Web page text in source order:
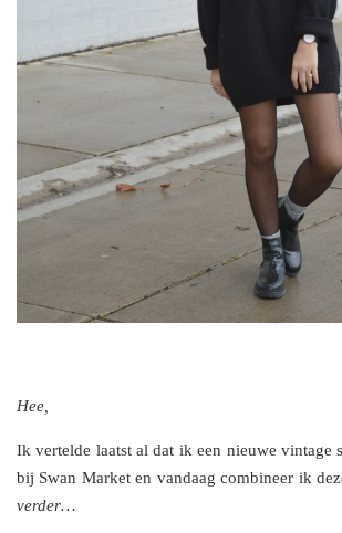
Hee,
Ik vertelde laatst al dat ik een nieuwe vintage
bij Swan Market en vandaag combineer ik
verder…